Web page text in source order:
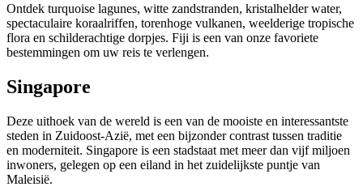
Ontdek turquoise lagunes, witte zandstranden, kristalhelder water,
spectaculaire koraalriffen, torenhoge vulkanen, weelderige tropische
flora en schilderachtige dorpjes. Fiji is een van onze favoriete
bestemmingen om uw reis te verlengen.
Singapore
Deze uithoek van de wereld is een van de mooiste en interessantste
steden in Zuidoost-Azië, met een bijzonder contrast tussen traditie
en moderniteit. Singapore is een stadstaat met meer dan vijf miljoen
inwoners, gelegen op een eiland in het zuidelijkste puntje van
Maleisië.